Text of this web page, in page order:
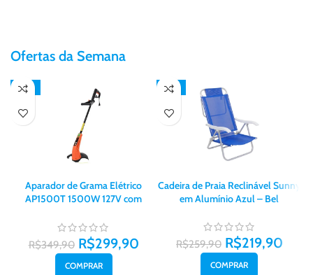
Ofertas da Semana
-14%
Aparador de Grama Elétrico
AP1500T 1500W 127V com
Tramontina
R$349,90 R$299,90
COMPRAR
-15%
Cadeira de Praia Reclinável Sunny
em Alumínio Azul – Bel
R$259,90 R$219,90
COMPRAR